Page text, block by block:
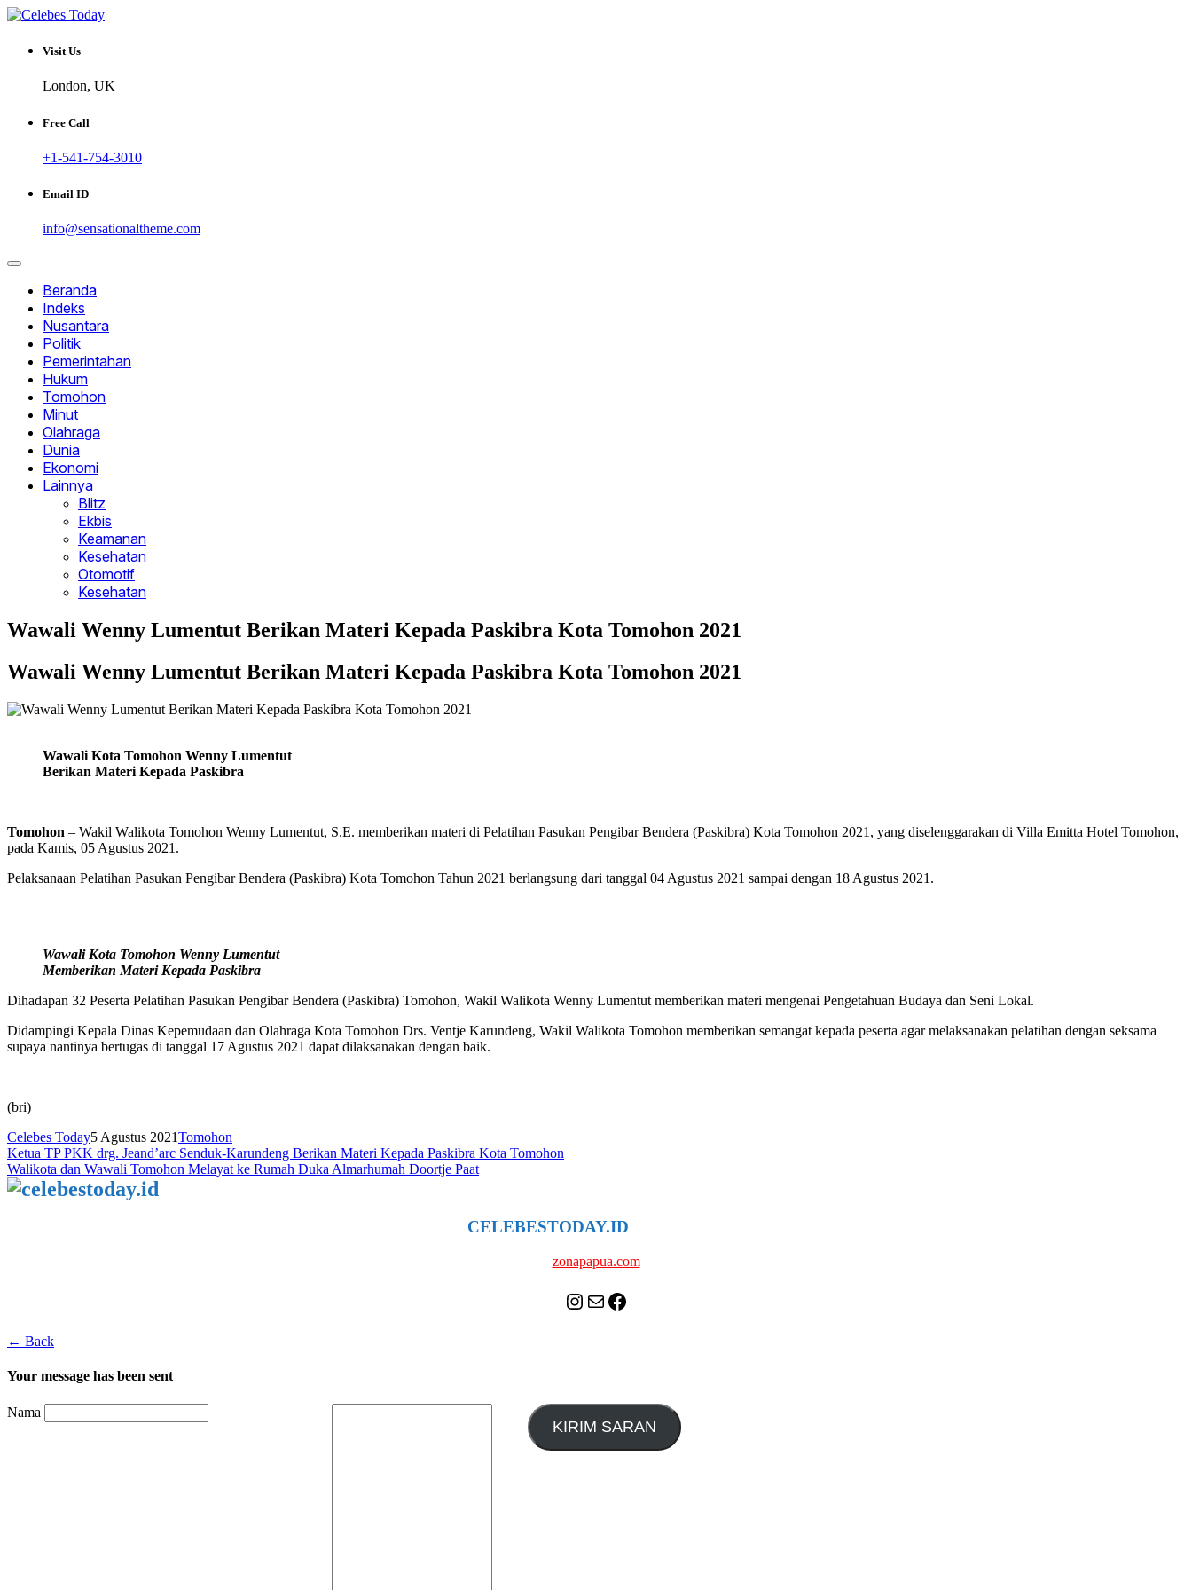
Skip
content
CELEBESTODAY.ID
Informatif dan Inspiratif
Visit Us
London, UK
Free Call
+1-541-754-3010
Email ID
info@sensationaltheme.com
Beranda
Indeks
Nusantara
Politik
Pemerintahan
Hukum
Tomohon
Minut
Olahraga
Dunia
Ekonomi
Lainnya
Blitz
Ekbis
Keamanan
Kesehatan
Otomotif
Kesehatan
Wawali Wenny Lumentut Berikan Materi Kepada Paskibra Kota Tomohon 2021
Wawali Wenny Lumentut Berikan Materi Kepada Paskibra Kota Tomohon 2021
Wawali Kota Tomohon Wenny Lumentut
Berikan Materi Kepada Paskibra
Tomohon – Wakil Walikota Tomohon Wenny Lumentut, S.E. memberikan materi di Pelatihan Pasukan Pengibar Bendera (Paskibra) Kota Tomohon 2021, yang diselenggarakan di Villa Emitta Hotel Tomohon,
pada Kamis, 05 Agustus 2021.
Pelaksanaan Pelatihan Pasukan Pengibar Bendera (Paskibra) Kota Tomohon Tahun 2021 berlangsung dari tanggal 04 Agustus 2021 sampai dengan 18 Agustus 2021.
Wawali Kota Tomohon Wenny Lumentut
Memberikan Materi Kepada Paskibra
Dihadapan 32 Peserta Pelatihan Pasukan Pengibar Bendera (Paskibra) Tomohon, Wakil Walikota Wenny Lumentut memberikan materi mengenai Pengetahuan Budaya dan Seni Lokal.
Didampingi Kepala Dinas Kepemudaan dan Olahraga Kota Tomohon Drs. Ventje Karundeng, Wakil Walikota Tomohon memberikan semangat kepada peserta agar melaksanakan pelatihan dengan seksama
supaya nantinya bertugas di tanggal 17 Agustus 2021 dapat dilaksanakan dengan baik.
(bri)
Celebes Today5 Agustus 2021Tomohon
Navigasi
pos
Ketua TP PKK drg. Jeand’arc Senduk-Karundeng Berikan Materi Kepada Paskibra Kota Tomohon
Walikota dan Wawali Tomohon Melayat ke Rumah Duka Almarhumah Doortje Paat
CELEBESTODAY.ID
zonapapua.com
Instagram
MailCelebes Today Social Media
← Back
Your message has been sent
Nama
KIRIM SARAN